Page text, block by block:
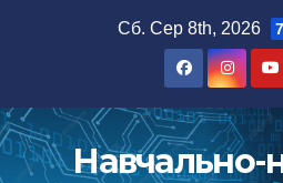
Сб. Сер 8th, 2026
Навчально-